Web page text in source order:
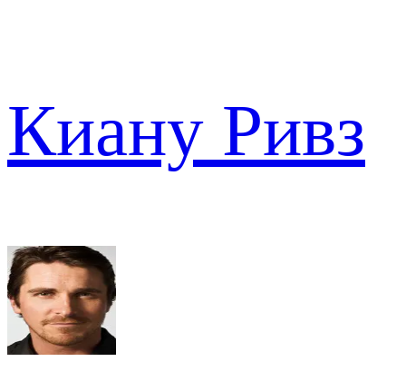
Киану Ривз